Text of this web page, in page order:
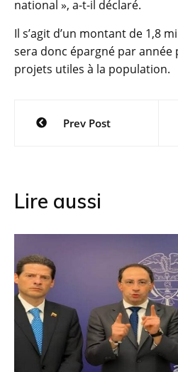
national », a-t-il déclaré.
Il s’agit d’un montant de 1,8
sera donc épargné par année
projets utiles à la population.
Navigation
Prev Post
Lire aussi